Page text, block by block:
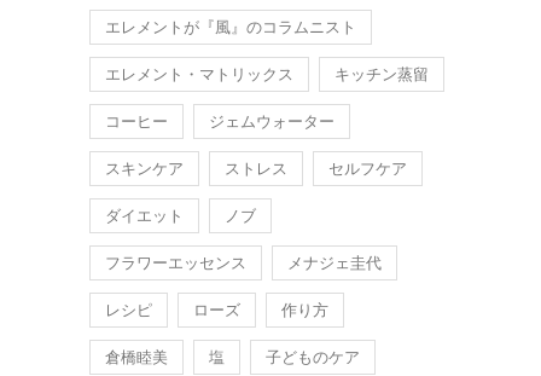
エレメントが『風』のコラムニスト
エレメント・マトリックス キッチン蒸留
コーヒー ジェムウォーター
スキンケア ストレス セルフケア
ダイエット ノブ
フラワーエッセンス メナジェ圭代
レシピ ローズ 作り方
倉橋睦美 塩 子どものケア